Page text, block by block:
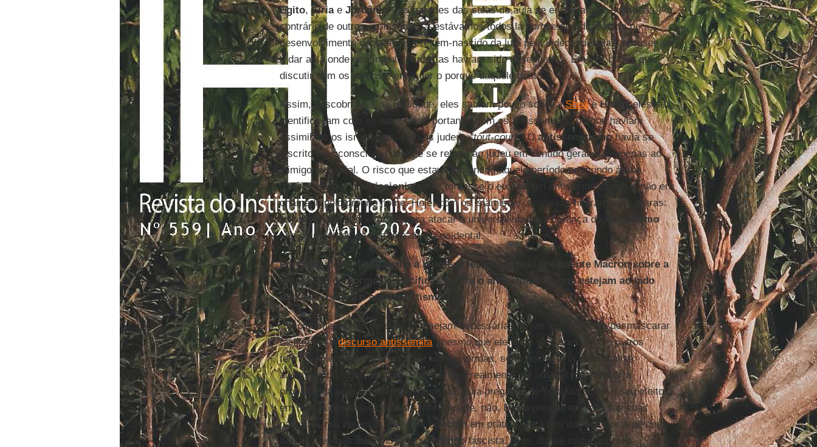
Egito,Síriae Jordânia– as paredes das salas de aula se encheram de suásticas. Ao
contrário de outros professores – estávamos todos lá porque acreditávamos no
desenvolvimento daquele país recém-nascido da luta pela independência – recusei-me
a dar aula onde os símbolos nazistas haviam sido desenhados. Em vez disso, quis
discutir com os jovens e entender o porquê daquele gesto.
Assim, descobri que, na realidade, eles sabiam pouco sobre aShoáeHitler: eles se
identificavam com os nazistas e, portanto, com os antissemitas, porque haviam
assimilado os israelenses com os judeus“tout-court”. Oantissemitismohavia se
inscrito no inconsciente deles e se referia ao judeu em sentido geral, não apenas ao
inimigo territorial. O risco que estava surgindo naquele período no mundo árabe,
porém, era que oantissionismo
se tornasse o eixo de um antissemitismo que não era
chamado pelo próprio nome. Hoje, com os islamistas, as coisas ficaram mais claras:
os temas que eles evocam para atacar o universalismo e a herança do
Iluminismo
são os mesmos da extrema direita ocidental.
Portanto, como você avalia a hipótese levantada pelo presidente Macron sobre a
aprovação de normas específicas contra o antissionismo que estejam ao lado
daquelas contra o antissemitismo?
Absolutamente não acredito que sejam necessárias novas leis. Pode-se desmascarar
facilmente odiscurso antissemita, mesmo que ele tente se camuflar com outros
termos ou ênfases. Mais do que outras normas, seria necessária uma análise
adequada da situação atual. Precisamos, realmente, de uma lei para atacar a
propaganda antissemita dos islamistas, cuja pregação de ódio faz sentir o seu efeito
em muitas periferias do país? Na realidade, não. Basta prestar atenção nas suas
palavras, nas retóricas que eles colocam em prática, para nos darmos conta de que
são as mesmas do velho antissemitismo fascista. Hoje, diz-se cada vez mais